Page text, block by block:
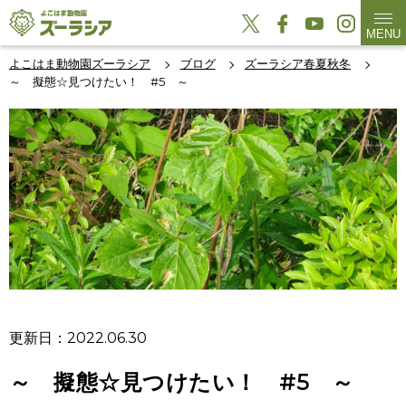
MENU
よこはま動物園ズーラシア ブログ
ズーラシア春夏秋冬
～ 擬態☆見つけたい！ #5 ～
更新日：2022.06.30
～ 擬態☆見つけたい！ #5 ～